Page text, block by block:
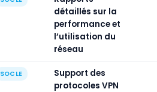
détaillés sur la
performance et
l’utilisation du
réseau
SOCLE
Support des
protocoles VPN